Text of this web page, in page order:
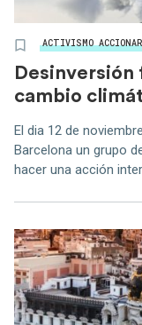
ACTIVISMO
Desinversión
cambio
El dia 12 de
Barcelona un grupo
hacer una acción